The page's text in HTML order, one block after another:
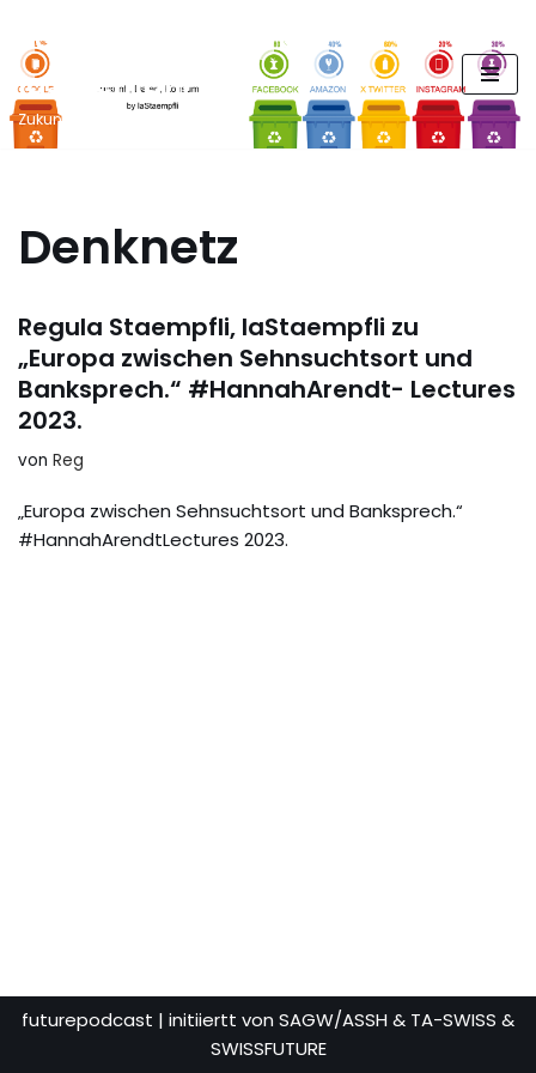
Zum
Inhalt
springen
FUTURE PODCAST by
laStaempfli
Zukunft, Daten, Konsum
Denknetz
Regula Staempfli, laStaempfli zu
„Europa zwischen Sehnsuchtsort und
Banksprech.“ #HannahArendt- Lectures
2023.
von Reg
„Europa zwischen Sehnsuchtsort und Banksprech.“
#HannahArendtLectures 2023.
futurepodcast | initiiertt von SAGW/ASSH & TA-SWISS &
SWISSFUTURE